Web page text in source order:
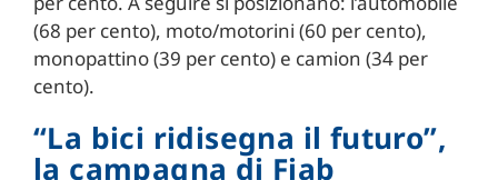
(68 per cento), moto/motorini (60 per cento),
monopattino (39 per cento) e camion (34 per
cento).
“La bici ridisegna il futuro”,
la campagna di Fiab